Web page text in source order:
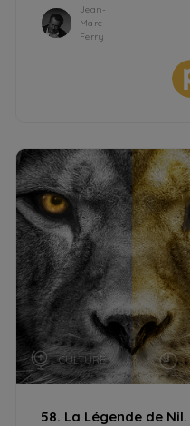
Jean-
Marc
Ferry
CULTURE
58. La Légende de Nil.